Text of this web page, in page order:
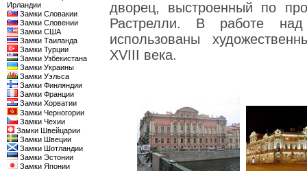
Ирландии
Замки Словакии
Замки Словении
Замки США
Замки Таиланда
Замки Турции
Замки Узбекистана
Замки Украины
Замки Уэльса
Замки Финляндии
Замки Франции
Замки Хорватии
Замки Черногории
Замки Чехии
Замки Швейцарии
Замки Швеции
Замки Шотландии
Замки Эстонии
Замки Японии
дворец, выстроенный по
Растрелли. В работе
использованы
XVIII века.